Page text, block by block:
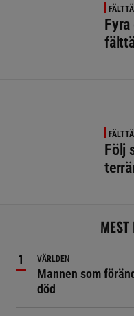
Följ
VÄRLDEN
Mannen som
död